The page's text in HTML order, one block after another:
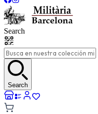
Search
Search